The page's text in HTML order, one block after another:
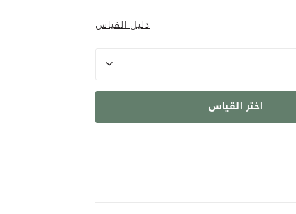
دليل القياس
اختر القياس